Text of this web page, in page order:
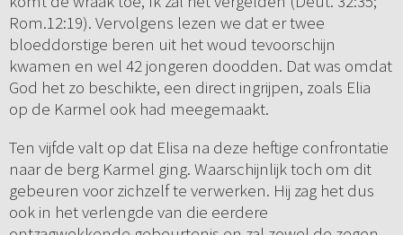
Rom.12:19). Vervolgens lezen we dat er twee
bloeddorstige beren uit het woud tevoorschijn
kwamen en wel 42 jongeren doodden. Dat was omdat
God het zo beschikte, een direct ingrijpen, zoals Elia
op de Karmel ook had meegemaakt.
Ten vijfde valt op dat Elisa na deze heftige confrontatie
naar de berg Karmel ging. Waarschijnlijk toch om dit
gebeuren voor zichzelf te verwerken. Hij zag het dus
ook in het verlengde van die eerdere